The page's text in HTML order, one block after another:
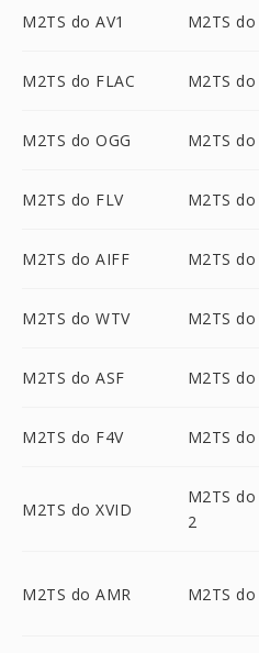
M2TS do AV1 M2TS do
M2TS do FLAC M2TS
M2TS do OGG M2TS
M2TS do FLV M2TS
M2TS do AIFF M2TS do
M2TS do WTV M2TS
M2TS do ASF M2TS
M2TS do F4V M2TS do
M2TS do XVID
M2TS do
2
M2TS do AMR M2TS